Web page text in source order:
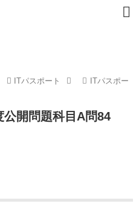
ITパスポート
ITパスポー
開問題科目A問84